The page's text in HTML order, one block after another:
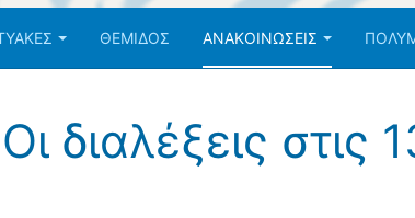
ΘΕΜΙΔΟΣ ΑΝΑΚΟΙΝΩΣΕΙΣ
στις